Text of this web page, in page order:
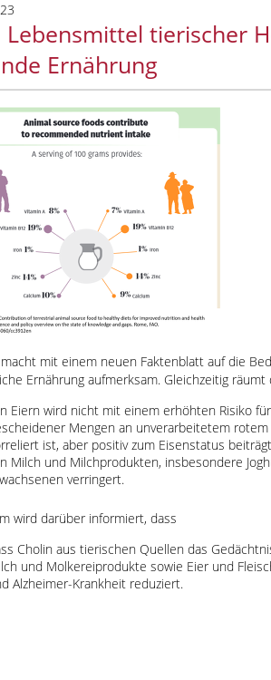
Lebensmittel tierischer
Ernährung
macht mit einem neuen Faktenblatt auf die
Ernährung aufmerksam. Gleichzeitig
Eiern wird nicht mit einem erhöhten Risiko
Mengen an unverarbeitetem
ist, aber positiv zum Eisenstatus
Milch und Milchprodukten, insbesondere
verringert.
wird darüber informiert, dass
Cholin aus tierischen Quellen das
und Molkereiprodukte sowie Eier und
Alzheimer-Krankheit reduziert.